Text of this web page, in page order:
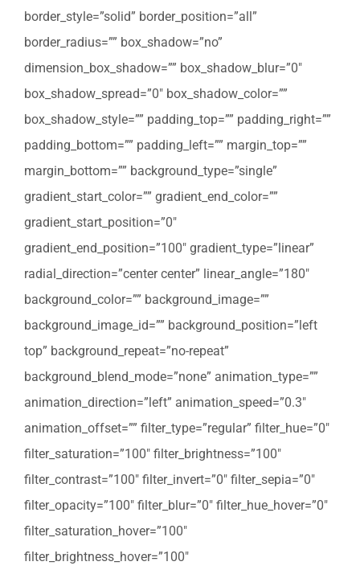
border_style=”solid” border_position=”all”
border_radius=”” box_shadow=”no”
dimension_box_shadow=”” box_shadow_blur=”0″
box_shadow_spread=”0″ box_shadow_color=””
box_shadow_style=”” padding_top=”” padding_right=””
padding_bottom=”” padding_left=”” margin_top=””
margin_bottom=”” background_type=”single”
gradient_start_color=”” gradient_end_color=””
gradient_start_position=”0″
gradient_end_position=”100″ gradient_type=”linear”
radial_direction=”center center” linear_angle=”180″
background_color=”” background_image=””
background_image_id=”” background_position=”left
top” background_repeat=”no-repeat”
background_blend_mode=”none” animation_type=””
animation_direction=”left” animation_speed=”0.3″
animation_offset=”” filter_type=”regular” filter_hue=”0″
filter_saturation=”100″ filter_brightness=”100″
filter_contrast=”100″ filter_invert=”0″ filter_sepia=”0″
filter_opacity=”100″ filter_blur=”0″ filter_hue_hover=”0″
filter_saturation_hover=”100″
filter_brightness_hover=”100″